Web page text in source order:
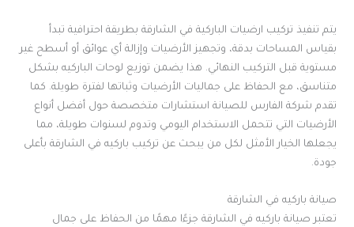
يتم تنفيذ تركيب ارضيات الباركية في الشارقة بطريقة احترافية تبدأ
بقياس المساحات بدقة، وتجهيز الأرضيات وإزالة أي عوائق أو أسطح غير
مستوية قبل التركيب النهائي. هذا يضمن توزيع لوحات الباركيه بشكل
متناسق، مع الحفاظ على جماليات الأرضيات وثباتها لفترة طويلة. كما
تقدم شركة الفارس للصيانة استشارات متخصصة حول أفضل أنواع
الأرضيات التي تتحمل الاستخدام اليومي وتدوم لسنوات طويلة، مما
يجعلها الخيار الأمثل لكل من يبحث عن تركيب باركيه في الشارقة بأعلى
جودة.
صيانة باركيه في الشارقة
تعتبر صيانة باركيه في الشارقة جزءًا مهمًا من الحفاظ على جمال